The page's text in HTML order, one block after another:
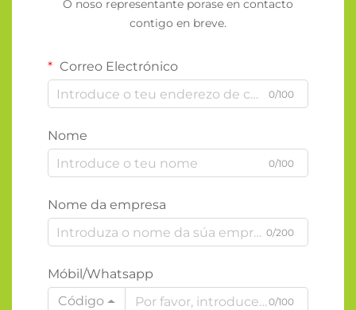
O noso representante porase en contacto
contigo en breve.
Correo Electrónico
0/100
Nome
0/100
Nome da empresa
0/200
Móbil/Whatsapp
Código
0/100